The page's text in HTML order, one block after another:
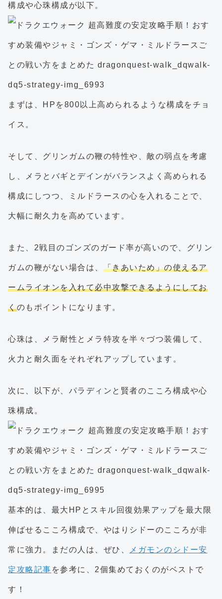
構成や心珠構成が以下。
まずは、HPを800以上高められるような構成をチョ
イス。
そして、グリンガムの鞭の特性や、敵の弱点を考慮
し、メラとバギとデインがバランスよく高められる
構成にしつつ、ミルドラースの心を入れることで、
大幅に耐久力を高めています。
また、2戦目のゴンズのガード率が高いので、グリン
ガムの鞭がない場合は、 「きあいため」の使えるア
ームライオンを入れて必中攻撃できるようにしてお
くのもポイントになります。
心珠は、メラ耐性とメラ特攻を半々づつ装備して、
火力と耐久面をそれぞれアップしています。
次に、以下が、パラディンと賢者のこころ構成や心
珠構成。
基本的は、最大HPとスキル回復効果アップを最大限
伸ばせるこころ構成で、やはりシドーのこころが非
常に強力。まだの人は、ぜひ、 メガモンのシドー安
定攻略記事 を参考に、2個集めておくのがベストで
す！